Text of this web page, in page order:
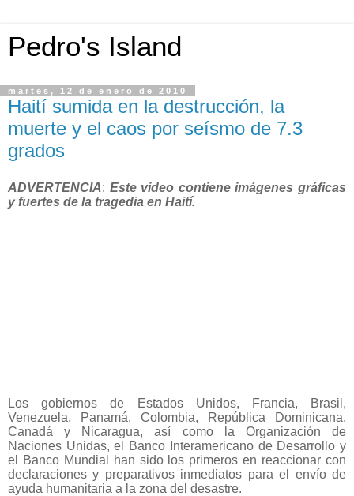
Pedro's Island
martes, 12 de enero de 2010
Haití sumida en la destrucción, la
muerte y el caos por seísmo de 7.3
grados
ADVERTENCIA: Este video contiene imágenes gráficas
y fuertes de la tragedia en Haití.
Los gobiernos de Estados Unidos, Francia, Brasil,
Venezuela, Panamá, Colombia, República Dominicana,
Canadá y Nicaragua, así como la Organización de
Naciones Unidas, el Banco Interamericano de Desarrollo y
el Banco Mundial han sido los primeros en reaccionar con
declaraciones y preparativos inmediatos para el envío de
ayuda humanitaria a la zona del desastre.